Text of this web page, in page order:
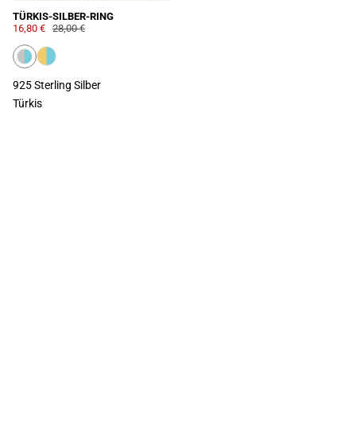
TÜRKIS-SILBER-RING
16,80 € 28,00 €
925 Sterling Silber
Türkis